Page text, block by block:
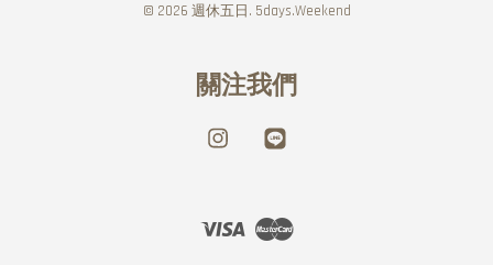
© 2026 週休五日. 5days.Weekend
關注我們
Instagram
Visa Master